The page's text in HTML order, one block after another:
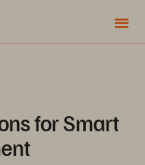
for Smart